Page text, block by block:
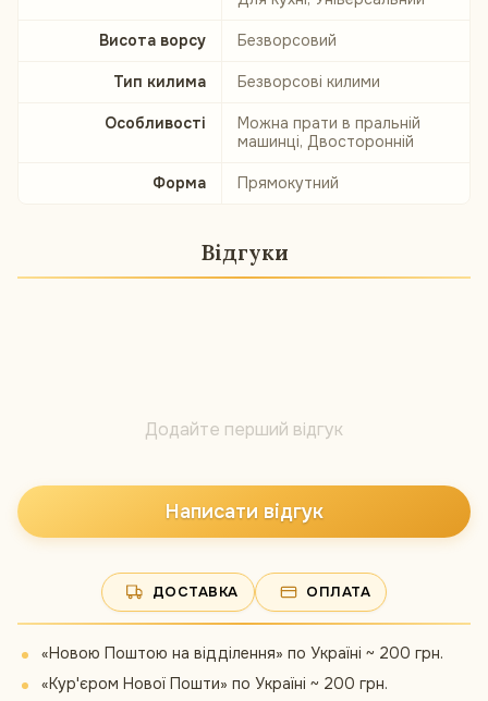
Висота ворсу Безворсовий
Тип килима Безворсові килими
Особливості
Можна прати в пральній
машинці, Двосторонній
Форма Прямокутний
Відгуки
Додайте перший відгук
Написати відгук
ДОСТАВКА ОПЛАТА
«Новою Поштою на відділення» по Україні ~ 200 грн.
«Кур'єром Нової Пошти» по Україні ~ 200 грн.